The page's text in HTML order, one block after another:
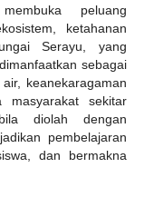
peluang
ketahanan
Serayu, yang
sebagai
keanekaragaman
masyarakat sekitar
diolah dengan
pembelajaran
dan bermakna